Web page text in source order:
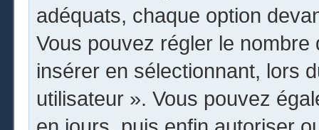
adéquats, chaque option
Vous pouvez régler le nombre
insérer en sélectionnant, lors
utilisateur ». Vous pouvez